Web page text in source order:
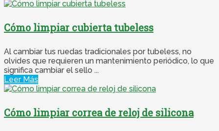
Cómo limpiar cubierta tubeless
Al cambiar tus ruedas tradicionales por tubeless, no
olvides que requieren un mantenimiento periódico, lo que
significa cambiar el sello ...
Leer Más
Cómo limpiar correa de reloj de silicona